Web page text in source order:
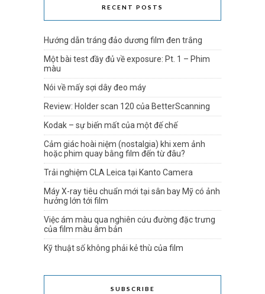
RECENT POSTS
Hướng dẫn tráng đảo dương film đen trắng
Một bài test đầy đủ về exposure: Pt. 1 – Phim
màu
Nói về mấy sợi dây đeo máy
Review: Holder scan 120 của BetterScanning
Kodak – sự biến mất của một đế chế
Cảm giác hoài niệm (nostalgia) khi xem ảnh
hoặc phim quay bằng film đến từ đâu?
Trải nghiệm CLA Leica tại Kanto Camera
Máy X-ray tiêu chuẩn mới tại sân bay Mỹ có ảnh
hưởng lớn tới film
Việc ám màu qua nghiên cứu đường đặc trưng
của film màu âm bản
Kỹ thuật số không phải kẻ thù của film
SUBSCRIBE